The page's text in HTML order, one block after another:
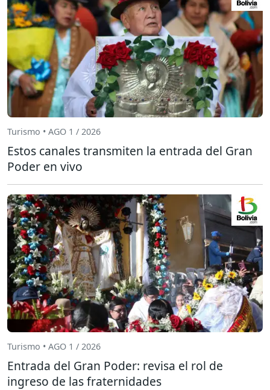
Turismo • AGO 1 / 2026
Estos canales transmiten la entrada del Gran
Poder en vivo
Turismo • AGO 1 / 2026
Entrada del Gran Poder: revisa el rol de
ingreso de las fraternidades